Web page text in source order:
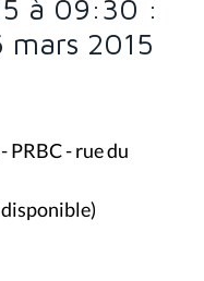
à 09:30 :
mars 2015
PRBC - rue du